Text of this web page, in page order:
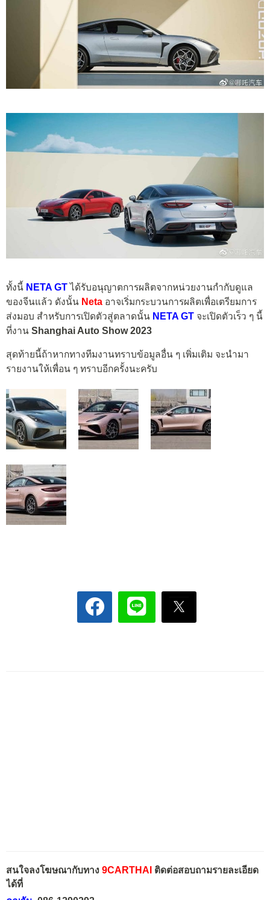
ทั้งนี้ NETA GT ได้รับอนุญาตการผลิตจากหน่วยงานกำกับดูแล
ของจีนแล้ว ดังนั้น Neta อาจเริ่มกระบวนการผลิตเพื่อเตรียมการ
ส่งมอบ สำหรับการเปิดตัวสู่ตลาดนั้น NETA GT จะเปิดตัวเร็ว ๆ นี้
ที่งาน Shanghai Auto Show 2023
สุดท้ายนี้ถ้าหากทางทีมงานทราบข้อมูลอื่น ๆ เพิ่มเติม จะนำมา
รายงานให้เพื่อน ๆ ทราบอีกครั้งนะครับ
สนใจลงโฆษณากับทาง 9CARTHAI ติดต่อสอบถามรายละเอียด
ได้ที่